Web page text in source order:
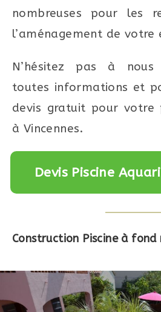
nombreuses pour les
l’aménagement de votre
N’hésitez pas à
toutes informations et
devis gratuit pour votre
à Vincennes.
Devis Piscine
Construction Piscine à fond